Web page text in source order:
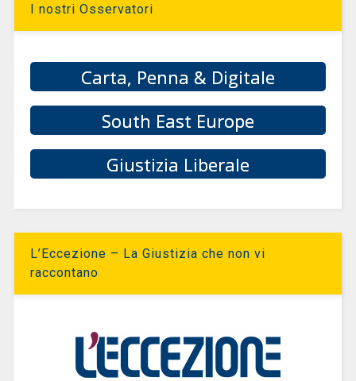
I nostri Osservatori
Carta, Penna & Digitale
South East Europe
Giustizia Liberale
L’Eccezione – La Giustizia che non vi
raccontano